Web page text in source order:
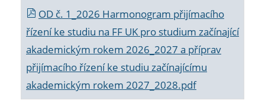
OD č. 1_2026 Harmonogram přijímacího
řízení ke studiu na FF UK pro studium začínající
akademickým rokem 2026_2027 a příprav
přijímacího řízení ke studiu začínajícímu
akademickým rokem 2027_2028.pdf